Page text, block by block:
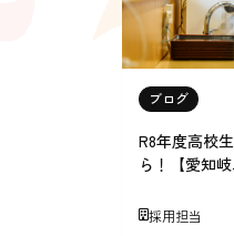
ブログ
R8年度高校
ら！【愛知岐
採用担当